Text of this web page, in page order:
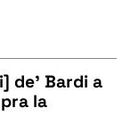
de' Bardi a
la